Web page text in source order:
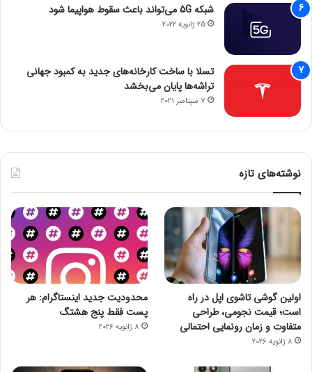
شبکه 5G می‌تواند باعث سقوط هواپیما شود
25 ژانویه 2022
تسلا با ساخت کارخانه‌های جدید به کمبود جهانی
تراشه‌ها پایان می‌بخشد
7 سپتامبر 2021
نوشته‌های تازه
اولین گوشی تاشوی اپل در راه
است؛ قیمت نجومی، طراحی
متفاوت و زمان رونمایی احتمالی
8 ژانویه 2026
محدودیت جدید اینستاگرام: هر
پست فقط پنج هشتگ
8 ژانویه 2026